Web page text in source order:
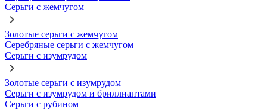
Серьги с жемчугом
Золотые серьги с жемчугом
Серебряные серьги с жемчугом
Серьги с изумрудом
Золотые серьги с изумрудом
Серьги с изумрудом и бриллиантами
Серьги с рубином